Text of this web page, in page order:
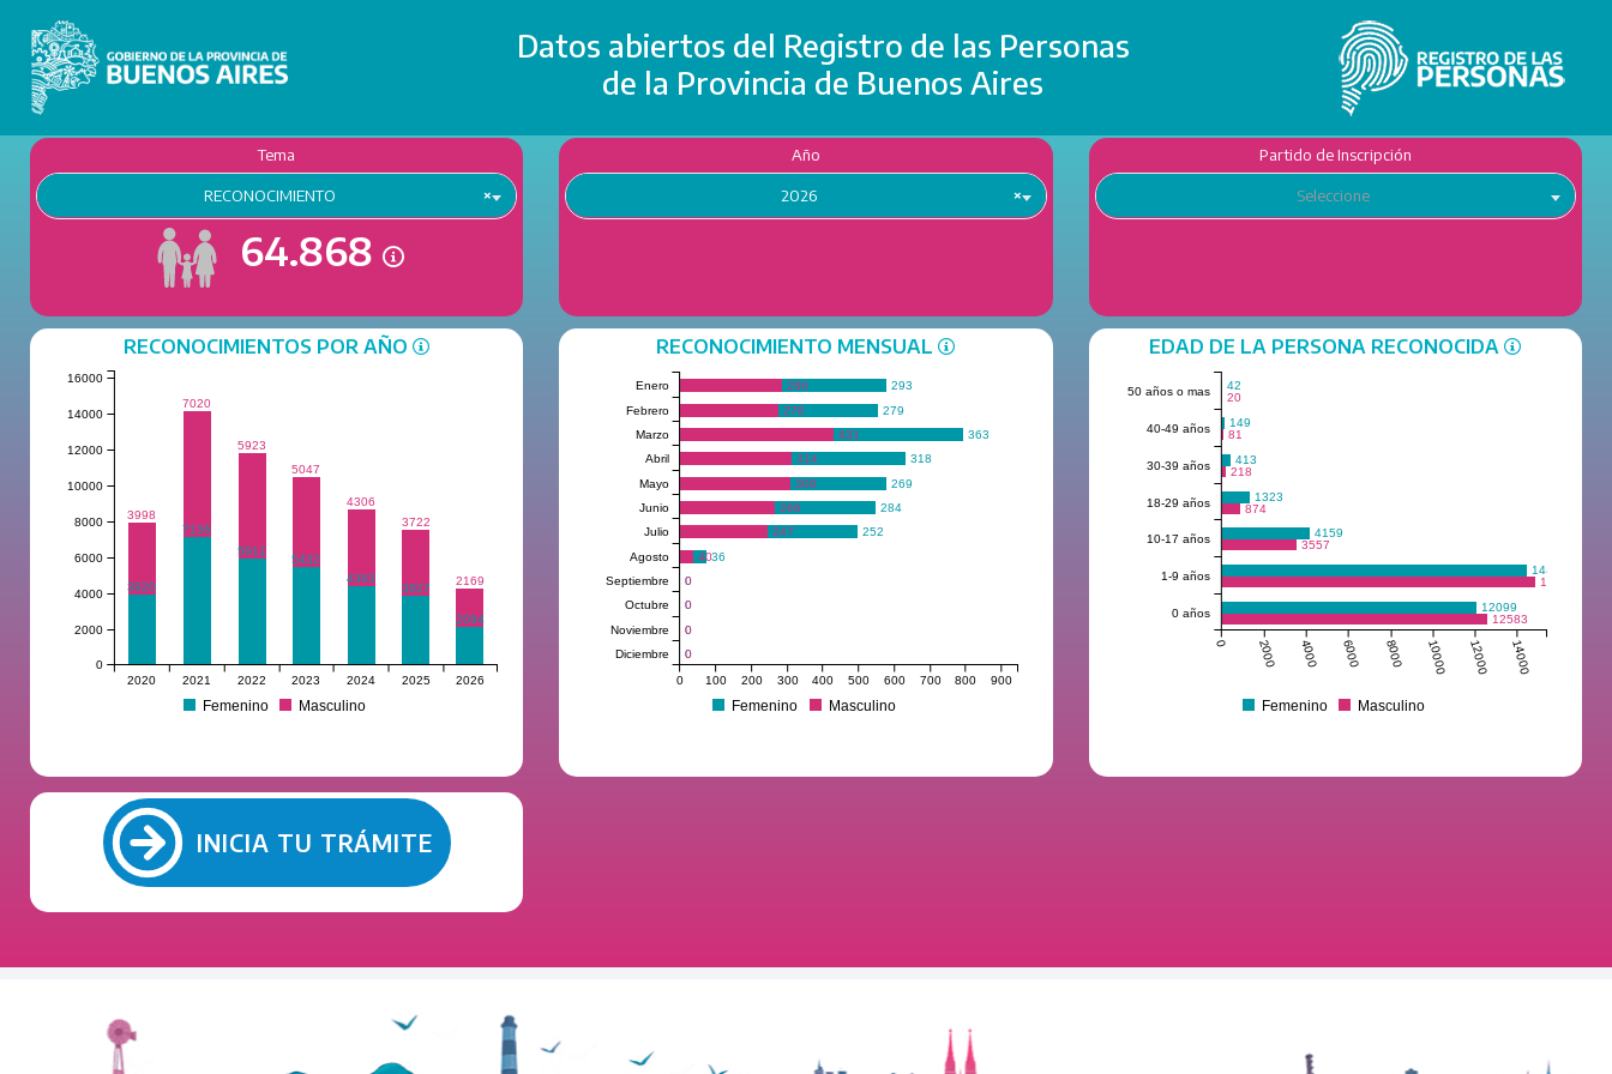
Datos abiertos del Registro de las Personas
de la Provincia de Buenos Aires
Tema
×
RECONOCIMIENTO
64.868
Año
×
2026
Partido de Inscripción
Seleccione
RECONOCIMIENTOS POR AÑO
3920
7136
5911
5432
4363
3827
2094
3998
7020
5923
5047
4306
3722
2169
2020 2021 2022 2023 2024 2025 2026
0
2000
4000
6000
8000
10000
12000
14000
16000
Femenino Masculino
RECONOCIMIENTO MENSUAL
293
279
363
318
269
284
252
36
0
0
0
0
286
276
431
314
309
266
247
40
0
0
0
0
Enero
Febrero
Marzo
Abril
Mayo
Junio
Julio
Agosto
Septiembre
Octubre
Noviembre
Diciembre
0 100 200 300 400 500 600 700 800 900
Femenino Masculino
EDAD DE LA PERSONA RECONOCIDA
42
149
413
1323
4159
14446
12099
20
81
218
874
3557
14851
12583
50 años o mas
40-49 años
30-39 años
18-29 años
10-17 años
1-9 años
0 años
0 2000 4000 6000 8000 10000 12000 14000
Femenino Masculino
INICIA TU TRÁMITE